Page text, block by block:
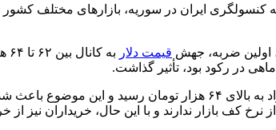
کنسولگری ایران در سوریه، بازارهای مختلف
اولین ضربه، جهش قیمت دلار به کانال بین ۶۲ تا ۶۴ هزار تومان با مقاومت‌ها و اصلاح‌های مختلف بود که همین افزایش، بر قیمت سکه و طلا و به خصوص
در رکود بود، تأثیر گذاشت.
همچنین در چند روز اخیر، قیمت دلار در بازار آزاد به
کف بازار ندارند و با این حال، خریداران نیز از